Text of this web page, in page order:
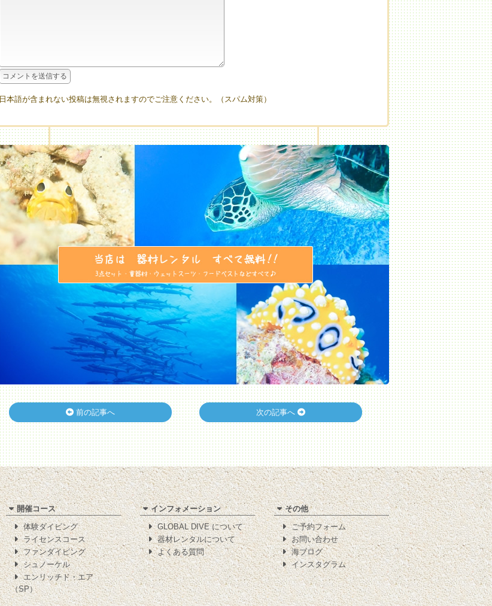
日本語が含まれない投稿は無視されますのでご注意ください。（スパム対策）
前の記事へ 次の記事へ
開催コース
体験ダイビング
ライセンスコース
ファンダイビング
シュノーケル
エンリッチド・エア
（SP）
インフォメーション
GLOBAL DIVE について
器材レンタルについて
よくある質問
その他
ご予約フォーム
お問い合わせ
海ブログ
インスタグラム